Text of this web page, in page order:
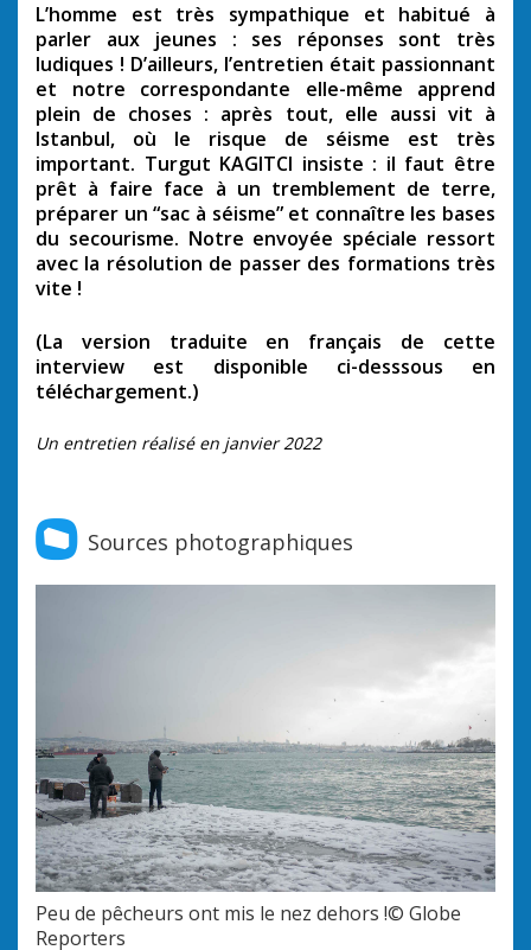
L’homme est très sympathique et habitué à
parler aux jeunes : ses réponses sont très
ludiques ! D’ailleurs, l’entretien était passionnant
et notre correspondante elle-même apprend
plein de choses : après tout, elle aussi vit à
Istanbul, où le risque de séisme est très
important. Turgut KAGITCI insiste : il faut être
prêt à faire face à un tremblement de terre,
préparer un “sac à séisme” et connaître les bases
du secourisme. Notre envoyée spéciale ressort
avec la résolution de passer des formations très
vite !
(La version traduite en français de cette
interview est disponible ci-desssous en
téléchargement.)
Un entretien réalisé en janvier 2022
Sources photographiques
Peu de pêcheurs ont mis le nez dehors !© Globe
Reporters